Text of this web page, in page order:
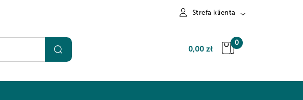
Strefa klienta
Zaloguj się
Zarejestruj się
0,00 zł
0